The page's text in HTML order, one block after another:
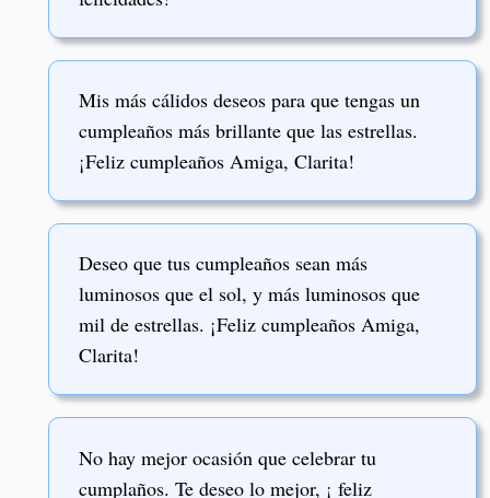
Mis más cálidos deseos para que tengas un
cumpleaños más brillante que las estrellas.
¡Feliz cumpleaños Amiga, Clarita!
Deseo que tus cumpleaños sean más
luminosos que el sol, y más luminosos que
mil de estrellas. ¡Feliz cumpleaños Amiga,
Clarita!
No hay mejor ocasión que celebrar tu
cumplaños. Te deseo lo mejor, ¡ feliz